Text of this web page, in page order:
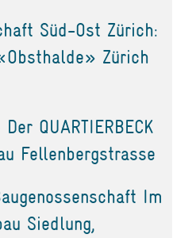
Süd-Ost Zürich:
Zürich
QUARTIERBECK
Fellenbergstrasse
Im
Siedlung,